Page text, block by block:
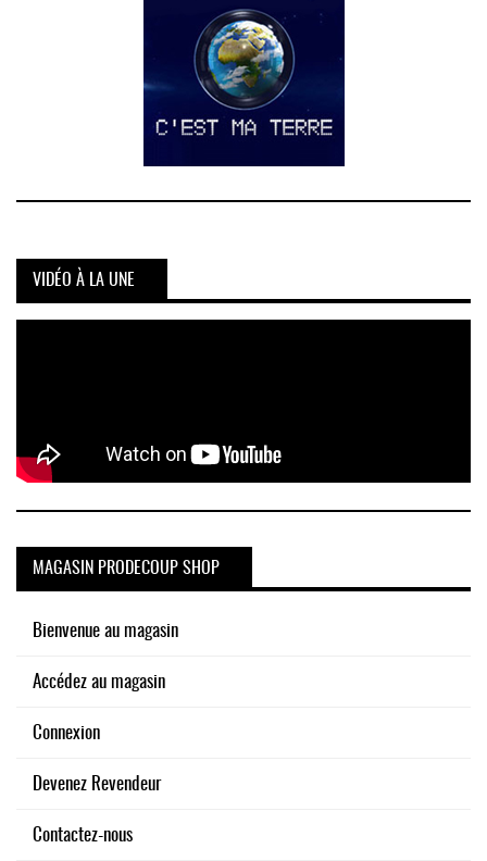
VIDÉO À LA UNE
MAGASIN PRODECOUP SHOP
Bienvenue au magasin
Accédez au magasin
Connexion
Devenez Revendeur
Contactez-nous